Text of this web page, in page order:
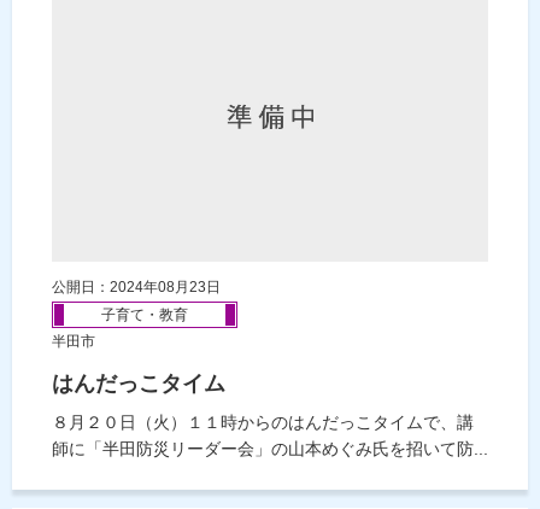
公開日：2024年08月23日
子育て・教育
半田市
はんだっこタイム
８月２０日（火）１１時からのはんだっこタイムで、講
師に「半田防災リーダー会」の山本めぐみ氏を招いて防...